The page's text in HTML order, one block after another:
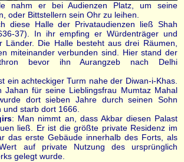
nahm er bei Audienzen Platz, um seine
oder Bittstellern sein Ohr zu leihen.
diese Halle der Privataudienzen ließ Shah
37). In ihr empfing er Würdenträger und
Länder. Die Halle besteht aus drei Räumen,
miteinander verbunden sind. Hier stand der
bevor ihn Aurangzeb nach Delhi
ein achteckiger Turm nahe der Diwan-i-Khas.
Jahan für seine Lieblingsfrau Mumtaz Mahal
dort sieben Jahre durch seinen Sohn
und starb dort 1666.
: Man nimmt an, dass Akbar diesen Palast
ließ. Er ist die größte private Residenz im
das erste Gebäude innerhalb des Forts, als
auf private Nutzung des ursprünglich
gelegt wurde.